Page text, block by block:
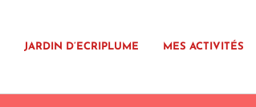
JARDIN D’ECRIPLUME MES ACTIVITÉS